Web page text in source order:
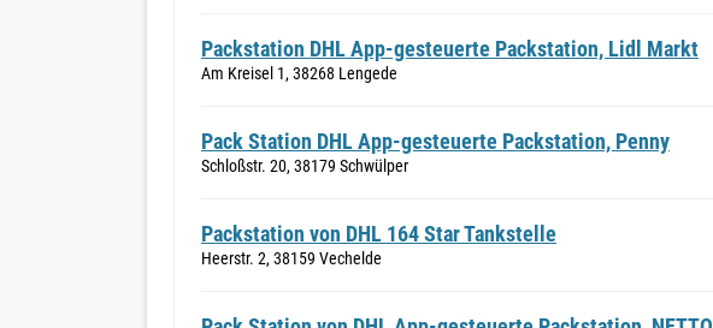
Packstation DHL App-gesteuerte Packstation, Lidl Markt
Am Kreisel 1, 38268 Lengede
Pack Station DHL App-gesteuerte Packstation, Penny
Schloßstr. 20, 38179 Schwülper
Packstation von DHL 164 Star Tankstelle
Heerstr. 2, 38159 Vechelde